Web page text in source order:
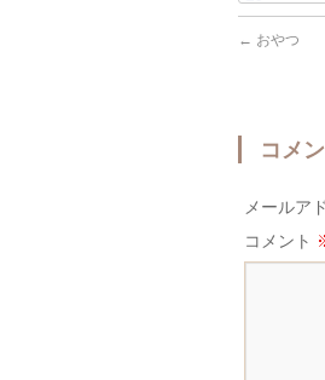
← おやつ
コメ
メールア
コメント